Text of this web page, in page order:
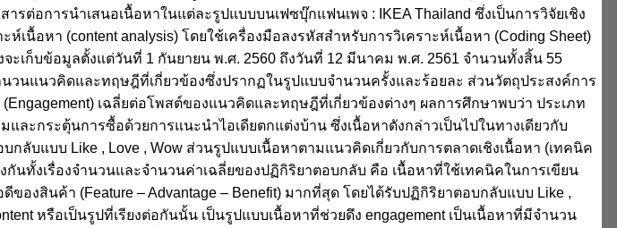
รต่อการนําเสนอเนื้อหาในแต่ละรูปแบบบนเฟซบุ๊กแฟนเพจ : IKEA Thailand ซึ่งเป็นการวิจัยเชิง
ห์เนื้อหา (content analysis) โดยใช้เครื่องมือลงรหัสสำหรับการวิเคราะห์เนื้อหา (Coding Sheet)
จะเก็บข้อมูลตั้งแต่วันที่ 1 กันยายน พ.ศ. 2560 ถึงวันที่ 12 มีนาคม พ.ศ. 2561 จำนวนทั้งสิ้น 55
วนแนวคิดและทฤษฎีที่เกี่ยวข้องซึ่งปรากฏในรูปแบบจำนวนครั้งและร้อยละ ส่วนวัตถุประสงค์การ
เฉลี่ยต่อโพสต์ของแนวคิดและทฤษฎีที่เกี่ยวข้องต่างๆ ผลการศึกษาพบว่า ประเภท
ละกระตุ้นการซื้อด้วยการแนะนำไอเดียตกแต่งบ้าน ซึ่งเนื้อหาดังกล่าวเป็นไปในทางเดียวกับ
ลับแบบ Like , Love , Wow ส่วนรูปแบบเนื้อหาตามแนวคิดเกี่ยวกับการตลาดเชิงเนื้อหา (เทคนิค
นทั้งเรื่องจำนวนและจำนวนค่าเฉลี่ยของปฏิกิริยาตอบกลับ คือ เนื้อหาที่ใช้เทคนิคในการเขียน
องสินค้า (Feature – Advantage – Benefit) มากที่สุด โดยได้รับปฏิกิริยาตอบกลับแบบ Like ,
หรือเป็นรูปที่เรียงต่อกันนั้น เป็นรูปแบบเนื้อหาที่ช่วยดึง engagement เป็นเนื้อหาที่มีจำนวน